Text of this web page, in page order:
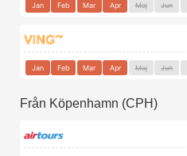
Jan Feb Mar Apr Maj Jun
Jan Feb Mar Apr Maj Jun
Från Köpenhamn (CPH)